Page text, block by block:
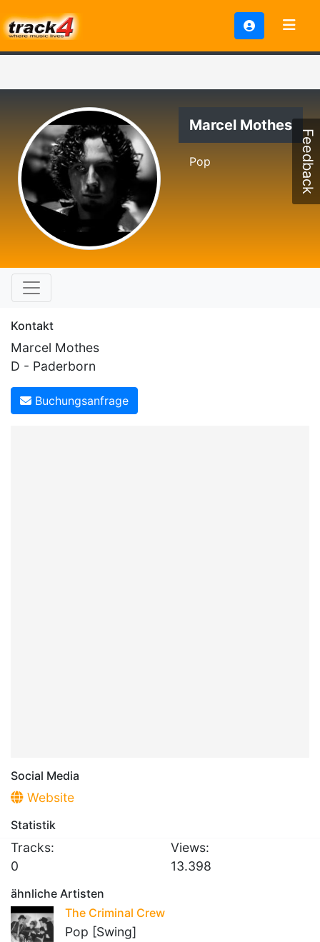
Marcel Mothes
Pop
Kontakt
Marcel Mothes
D - Paderborn
Buchungsanfrage
Social Media
Website
Statistik
Tracks:
0
Views:
13.398
ähnliche Artisten
The Criminal Crew
Pop [Swing]
Feedback